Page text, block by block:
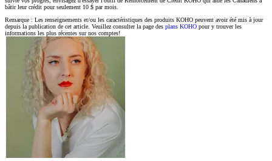
bâtir leur crédit pour seulement 10 $ par mois.
Remarque : Les renseignements et/ou les caractéristiques des produits KOHO peuvent avoir été mis à jour
depuis la publication de cet article. Veuillez consulter la page des plans KOHO pour y trouver les
informations les plus récentes sur nos comptes!